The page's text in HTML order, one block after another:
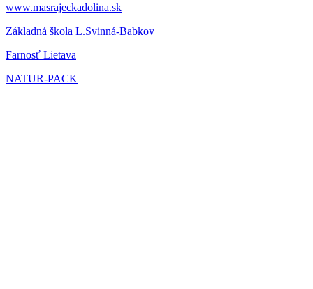
www.masrajeckadolina.sk
Základná škola L.Svinná-Babkov
Farnosť Lietava
NATUR-PACK